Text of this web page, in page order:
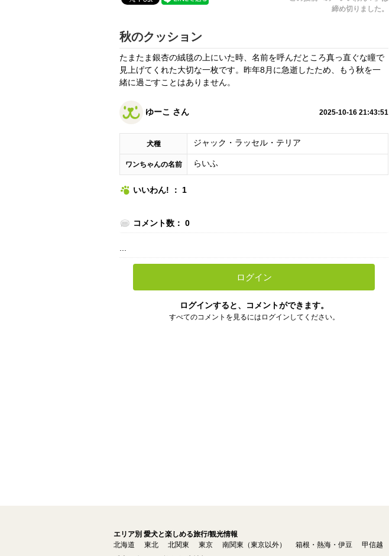
締め切りました。
秋のクッション
たまたま銀杏の絨毯の上にいた時、名前を呼んだところ真っ直ぐな瞳で
見上げてくれた大切な一枚です。昨年8月に急逝したため、もう秋を一
緒に過ごすことはありません。
ゆーこ さん 2025-10-16 21:43:51
犬種 ジャック・ラッセル・テリア
ワンちゃんの名前 らいふ
いいわん! ： 1
コメント数： 0
ログイン
ログインすると、コメントができます。
すべてのコメントを見るにはログインしてください。
エリア別 愛犬と楽しめる旅行/観光情報
北海道
東北 北関東 東京 南関東（東京以外） 箱根・熱海・伊豆 甲信越